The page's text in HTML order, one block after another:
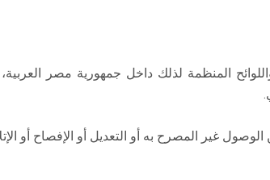
المنظمة لذلك داخل جمهورية مصر
الوصول غير المصرح به أو التعديل أو الإفصاح أو